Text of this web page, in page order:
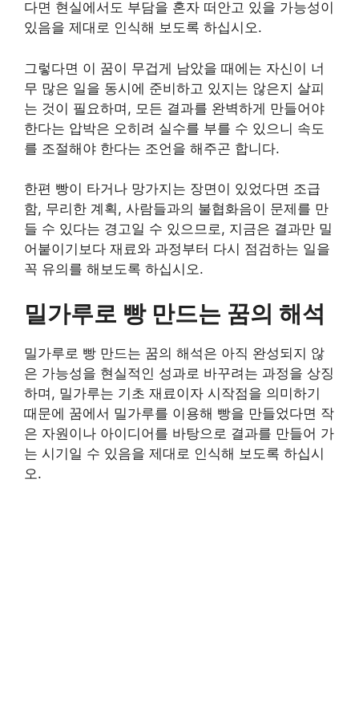
다면 현실에서도 부담을 혼자 떠안고 있을 가능성이
있음을 제대로 인식해 보도록 하십시오.
그렇다면 이 꿈이 무겁게 남았을 때에는 자신이 너
무 많은 일을 동시에 준비하고 있지는 않은지 살피
는 것이 필요하며, 모든 결과를 완벽하게 만들어야
한다는 압박은 오히려 실수를 부를 수 있으니 속도
를 조절해야 한다는 조언을 해주곤 합니다.
한편 빵이 타거나 망가지는 장면이 있었다면 조급
함, 무리한 계획, 사람들과의 불협화음이 문제를 만
들 수 있다는 경고일 수 있으므로, 지금은 결과만 밀
어붙이기보다 재료와 과정부터 다시 점검하는 일을
꼭 유의를 해보도록 하십시오.
밀가루로 빵 만드는 꿈의 해석
밀가루로 빵 만드는 꿈의 해석은 아직 완성되지 않
은 가능성을 현실적인 성과로 바꾸려는 과정을 상징
하며, 밀가루는 기초 재료이자 시작점을 의미하기
때문에 꿈에서 밀가루를 이용해 빵을 만들었다면 작
은 자원이나 아이디어를 바탕으로 결과를 만들어 가
는 시기일 수 있음을 제대로 인식해 보도록 하십시
오.